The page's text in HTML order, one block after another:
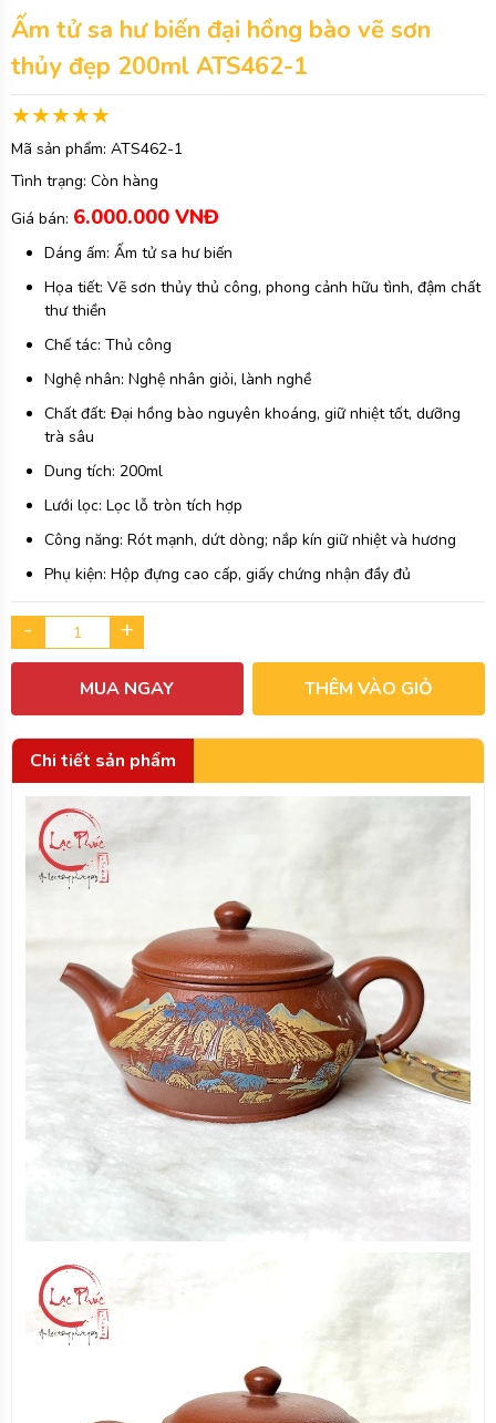
Ấm tử sa hư biến đại hồng bào vẽ sơn
thủy đẹp 200ml ATS462-1
Mã sản phẩm: ATS462-1
Tình trạng: Còn hàng
Giá bán: 6.000.000 VNĐ
Dáng ấm: Ấm tử sa hư biến
Họa tiết: Vẽ sơn thủy thủ công, phong cảnh hữu tình, đậm chất
thư thiền
Chế tác: Thủ công
Nghệ nhân: Nghệ nhân giỏi, lành nghề
Chất đất: Đại hồng bào nguyên khoáng, giữ nhiệt tốt, dưỡng
trà sâu
Dung tích: 200ml
Lưới lọc: Lọc lỗ tròn tích hợp
Công năng: Rót mạnh, dứt dòng; nắp kín giữ nhiệt và hương
Phụ kiện: Hộp đựng cao cấp, giấy chứng nhận đầy đủ
- +
MUA NGAY THÊM VÀO GIỎ
Chi tiết sản phẩm